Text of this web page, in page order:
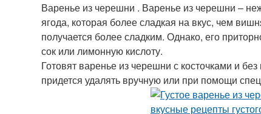
Варенье из черешни . Варенье из черешни –
ягода, которая более сладкая на вкус, чем
получается более сладким. Однако, его
сок или лимонную кислоту.
Готовят варенье из черешни с косточками и
придется удалять вручную или при помощи